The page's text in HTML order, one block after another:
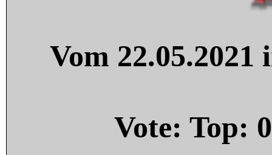
Vom
Vote: Top: 0